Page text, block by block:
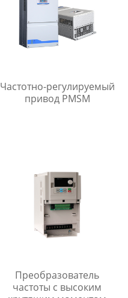
Частотно-регулируемый
привод PMSM
Преобразователь
частоты с высоким